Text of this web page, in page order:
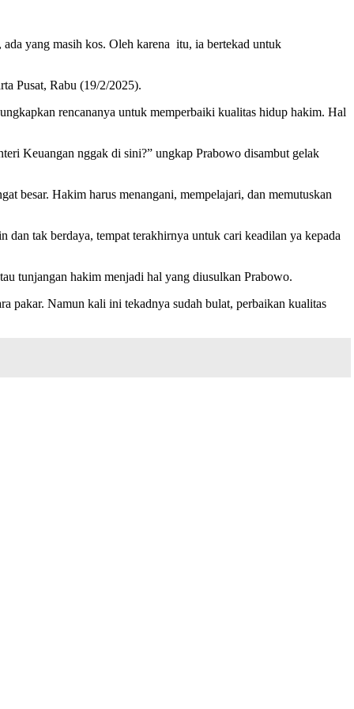
yang masih kos. Oleh karena itu, ia bertekad untuk
Pusat, Rabu (19/2/2025).
rencananya untuk memperbaiki kualitas hidup hakim. Hal
Keuangan nggak di sini?” ungkap Prabowo disambut gelak
besar. Hakim harus menangani, mempelajari, dan memutuskan
dan tak berdaya, tempat terakhirnya untuk cari keadilan ya kepada
tunjangan hakim menjadi hal yang diusulkan Prabowo.
pakar. Namun kali ini tekadnya sudah bulat, perbaikan kualitas